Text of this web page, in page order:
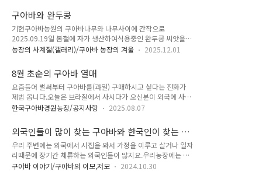
품종명-레드 리(품종보호권 제7989호 등록) / 품종의 특장점 -
연중 1~2회 개화하여 착과가 되고 과일 및 잎의 생산성이 높으
며 과육은 붉고 은은한 과향으로 당도가 높아 환상적인 맛을 지
녔음위 3,4 사진설명: 촬영 - 2025.12.14 / 품종명 - 연구 개발
중(무명) / 특장점 - 연중 1~2회 개화, 착과하고 생산성이 엄청난
구아바와 완두콩
기현구아바농원의 구아바나무와 나무사이에 간작으로
2025.09.19일 봄철에 자가 생산하여식용중인 완두콩 씨앗을
직접 파종을 하였던 것인데 잘자라서 계속 꽃이 피고 꼬투리가
추운곳이라서 요즘도 농장가까이에 걸어둔 수은 온도계는 아침
해뜰 무렵에는영하 10℃까지 내려가 있고구아바 재배하우스는
보름 전부터 지하수 수막을 가동하여도 아침 해뜨기 직전 온도는
영상 6℃ 안팍의 낮은 온도이지만연속하여 완두콩의 꽃이피고
열매가 맺힌다.겨울철 밤에 얼까 말까하는 낮은 온도에서 재배하
이 잘 영글어 유기농 완두콩을 먹을 기대에 부풀어 본다. 한편 구
아바재배농장이니 구아바 나무도 둘러보아야 겠다.지난 5..
농장의 사계절(갤러리)/구아바 농장의 겨울 2025.12.01
8월 초순의 구아바 열매
요즘들어 벌써부터 구아바를(과일) 구매하시고 싶다는 전화가
제법 옵니다.​오늘은 브라질에서 사시다가 오신분이 외국에 사시
면서 잡수셨던 그 맛을 잊지 못하시고 우리농장으로 직접오셔서
얼마만큼 커졌는지? 언제쯤 농장으로 오셔서 구입이 가능한지?
그 궁금증을 덜어 주기 위해 이 글을 씁니다. ​구아바나무를 초봄
에 전지를하여 잎 카 수확을 끝낸 뒤 새 순이 나오면서 꽃이 맺혀
5월하순에 꽃이 피고 열매가 맺혔는데 지금은 어느 사이에 밤톨
두개 크기만 해졌군요.사진설명: 상,하 / 품종명: 레드 리 구아바
한국구아바경원농장/공지사항 2025.08.07
외국인들이 많이 찾는 구아바와 한국인이 찾는 구
아바과일?
우리 주변에는 외국에서 시집을 와서 가정을 이루고 살거나 일자
리때문에 장기간 체류하는 외국인들이 많지요.우리농장에는 그
분들의 구아바열매의 구입문의는 일년 내내 끊어지지않고 이어
구아바 이야기/구아바의 이모,저모 2024.10.30